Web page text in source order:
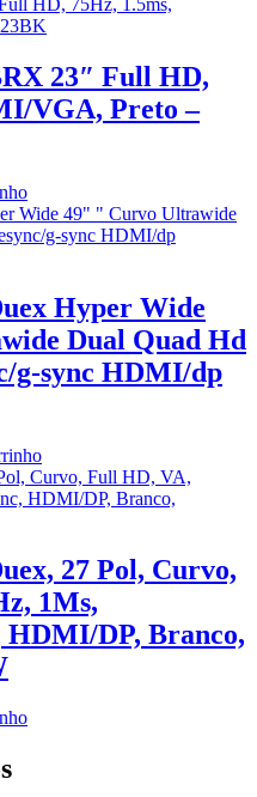
23″ Full HD,
VGA, Preto –
Hyper Wide
Dual Quad Hd
g-sync HDMI/dp
27 Pol, Curvo,
1Ms,
HDMI/DP, Branco,